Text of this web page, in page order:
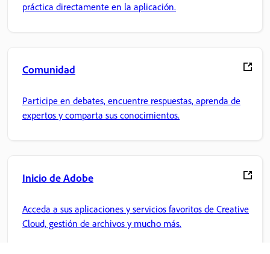
práctica directamente en la aplicación.
Comunidad
Participe en debates, encuentre respuestas, aprenda de
expertos y comparta sus conocimientos.
Inicio de Adobe
Acceda a sus aplicaciones y servicios favoritos de Creative
Cloud, gestión de archivos y mucho más.